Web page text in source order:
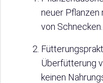
neuer Pflanzen
von Schnecken.
Überfütterung
keinen